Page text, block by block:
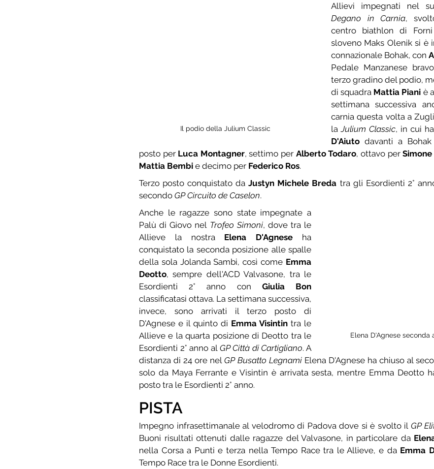
Il podio della Julium Classic
Allievi impegnati nel
Degano in Carnia,
centro biathlon di
sloveno Maks Olenik si è
connazionale Bohak, con
Pedale Manzanese
terzo gradino del podio,
di squadra Mattia Piani è
settimana successiva
carnia questa volta a
la Julium Classic, in cui
D'Aiuto davanti a
posto per Luca Montagner, settimo per Alberto Todaro, ottavo per
Mattia Bembi e decimo per Federico Ros.
Terzo posto conquistato da Justyn Michele Breda tra gli Esordienti 2°
secondo GP Circuito de Caselon.
Elena D'Agnese seconda
Anche le ragazze sono state impegnate a
Palù di Giovo nel Trofeo Simoni, dove tra le
Allieve la nostra Elena D'Agnese ha
conquistato la seconda posizione alle spalle
della sola Jolanda Sambi, così come Emma
Deotto, sempre dell'ACD Valvasone, tra le
Esordienti 2° anno con Giulia Bon
classificatasi ottava. La settimana successiva,
invece, sono arrivati il terzo posto di
D'Agnese e il quinto di Emma Visintin tra le
Allieve e la quarta posizione di Deotto tra le
Esordienti 2° anno al GP Città di Cartigliano. A
distanza di 24 ore nel GP Busatto Legnami Elena D'Agnese ha chiuso al
solo da Maya Ferrante e Visintin è arrivata sesta, mentre Emma Deotto
posto tra le Esordienti 2° anno.
PISTA
Impegno infrasettimanale al velodromo di Padova dove si è svolto il GP
Buoni risultati ottenuti dalle ragazze del Valvasone, in particolare da
nella Corsa a Punti e terza nella Tempo Race tra le Allieve, e da Emma
Tempo Race tra le Donne Esordienti.